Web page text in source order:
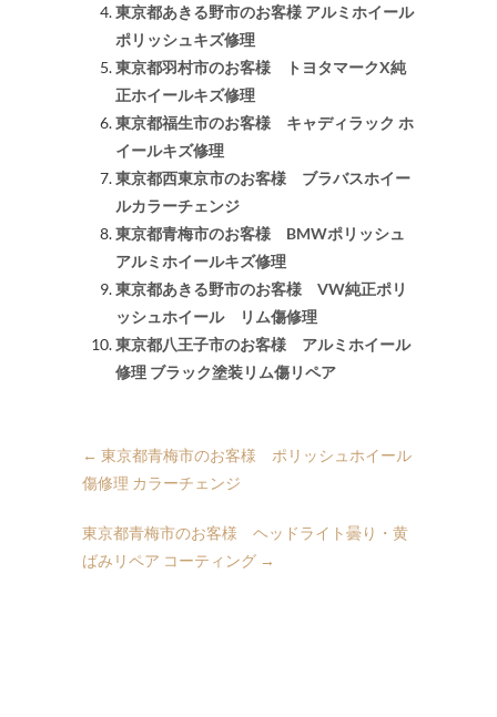
東京都あきる野市のお客様 アルミホイール
ポリッシュキズ修理
東京都羽村市のお客様 トヨタマークX純
正ホイールキズ修理
東京都福生市のお客様 キャディラック ホ
イールキズ修理
東京都西東京市のお客様 ブラバスホイー
ルカラーチェンジ
東京都青梅市のお客様 BMWポリッシュ
アルミホイールキズ修理
東京都あきる野市のお客様 VW純正ポリ
ッシュホイール リム傷修理
東京都八王子市のお客様 アルミホイール
修理 ブラック塗装リム傷リペア
← 東京都青梅市のお客様 ポリッシュホイール
傷修理 カラーチェンジ
東京都青梅市のお客様 ヘッドライト曇り・黄
ばみリペア コーティング →